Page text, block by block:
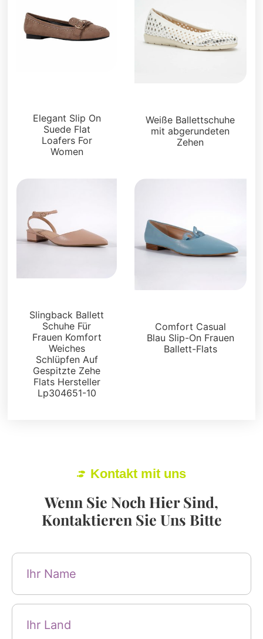
Elegant Slip On
Suede Flat
Loafers For
Women
Weiße Ballettschuhe
mit abgerundeten
Zehen
Slingback Ballett
Schuhe Für
Frauen Komfort
Weiches
Schlüpfen Auf
Gespitzte Zehe
Flats Hersteller
Lp304651-10
Comfort Casual
Blau Slip-On Frauen
Ballett-Flats
Kontakt mit uns
Wenn Sie Noch Hier Sind,
Kontaktieren Sie Uns Bitte